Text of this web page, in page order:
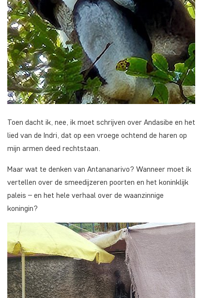
Toen dacht ik, nee, ik moet schrijven over Andasibe en het
lied van de Indri, dat op een vroege ochtend de haren op
mijn armen deed rechtstaan.
Maar wat te denken van Antananarivo? Wanneer moet ik
vertellen over de smeedijzeren poorten en het koninklijk
paleis – en het hele verhaal over de waanzinnige
koningin?